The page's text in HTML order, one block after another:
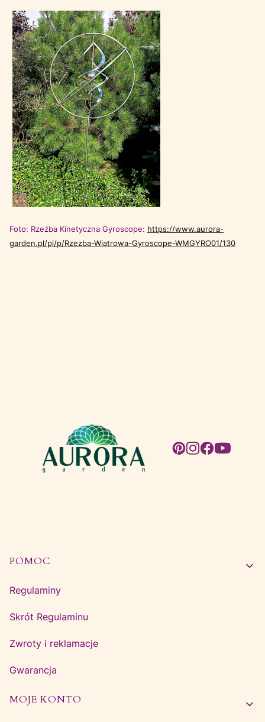
Foto: Rzeźba Kinetyczna Gyroscope: https://www.aurora-
garden.pl/pl/p/Rzezba-Wiatrowa-Gyroscope-WMGYRO01/130
Linki w stopce
POMOC
Regulaminy
Skrót Regulaminu
Zwroty i reklamacje
Gwarancja
MOJE KONTO